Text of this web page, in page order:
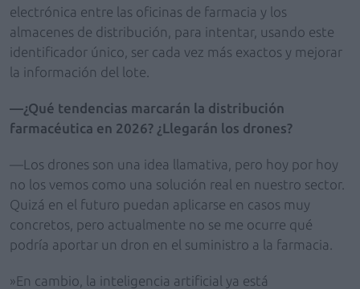
electrónica entre las oficinas de farmacia y los
almacenes de distribución, para intentar, usando este
identificador único, ser cada vez más exactos y mejorar
la información del lote.
—¿Qué tendencias marcarán la distribución
farmacéutica en 2026? ¿Llegarán los drones?
—Los drones son una idea llamativa, pero hoy por hoy
no los vemos como una solución real en nuestro sector.
Quizá en el futuro puedan aplicarse en casos muy
concretos, pero actualmente no se me ocurre qué
podría aportar un dron en el suministro a la farmacia.
»En cambio, la inteligencia artificial ya está